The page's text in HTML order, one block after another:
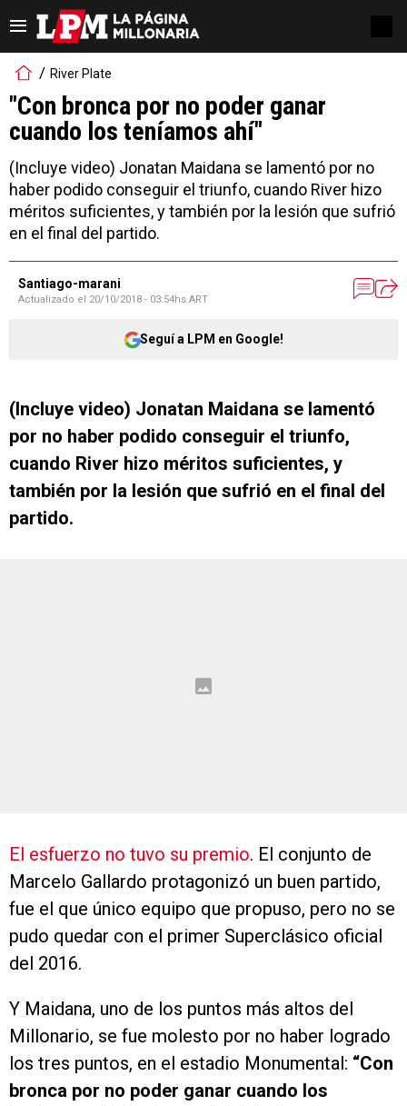
River Plate
"Con bronca por no poder ganar
cuando los teníamos ahí"
(Incluye video) Jonatan Maidana se lamentó por no
haber podido conseguir el triunfo, cuando River hizo
méritos suficientes, y también por la lesión que sufrió
en el final del partido.
Santiago-marani
Actualizado el 20/10/2018 - 03:54hs ART
Seguí a LPM en Google!
(Incluye video) Jonatan Maidana se lamentó
por no haber podido conseguir el triunfo,
cuando River hizo méritos suficientes, y
también por la lesión que sufrió en el final del
partido.
El esfuerzo no tuvo su premio. El conjunto de
Marcelo Gallardo protagonizó un buen partido,
fue el que único equipo que propuso, pero no se
pudo quedar con el primer Superclásico oficial
del 2016.
Y Maidana, uno de los puntos más altos del
Millonario, se fue molesto por no haber logrado
los tres puntos, en el estadio Monumental: “Con
bronca por no poder ganar cuando los